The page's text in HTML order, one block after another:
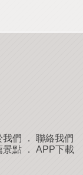
我們 ． 聯絡我們
景點． APP下載